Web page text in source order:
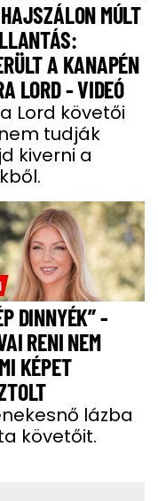
MÚLT
A KANAPÉN
LORD - VIDEÓ
Lord követői
tudják
kiverni a
DINNYÉK” -
RENI NEM
KÉPET
lázba
követőit.